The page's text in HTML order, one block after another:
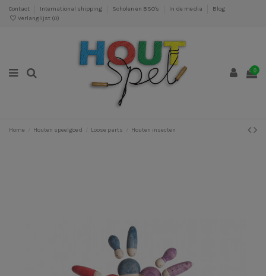
Contact International shipping Scholen en BSO's In de media
Blog
Verlanglijst (0)
0
Home Houten speelgoed Loose parts Houten insecten